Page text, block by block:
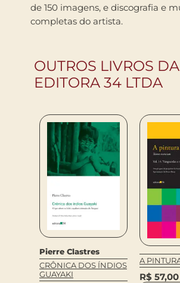
de 150 imagens, e discografia e
completas do artista.
OUTROS LIVROS DA
EDITORA 34 LTDA
Pierre Clastres
CRÔNICA DOS ÍNDIOS
GUAYAKI
A
R$ 57,00